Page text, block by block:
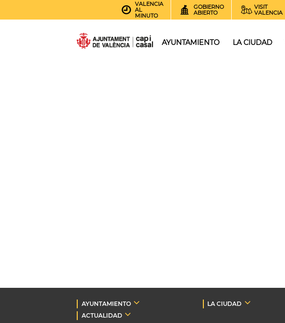
VALENCIA
AL
MINUTO
GOBIERNO
ABIERTO
VISIT
VALENCIA
AYUNTAMIENTO LA CIUDAD
AYUNTAMIENTO LA CIUDAD
ACTUALIDAD